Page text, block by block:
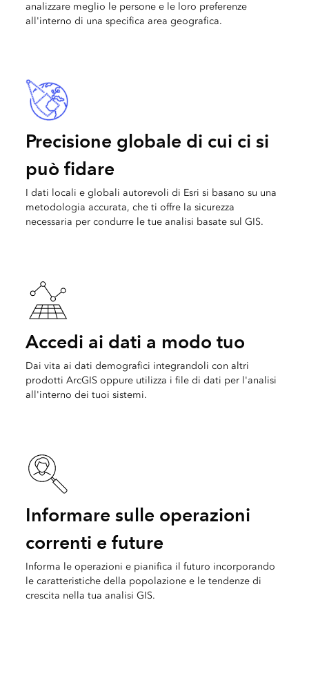
analizzare meglio le persone e le loro preferenze
all'interno di una specifica area geografica.
Precisione globale di cui ci si
può fidare
I dati locali e globali autorevoli di Esri si basano su una
metodologia accurata, che ti offre la sicurezza
necessaria per condurre le tue analisi basate sul GIS.
Accedi ai dati a modo tuo
Dai vita ai dati demografici integrandoli con altri
prodotti ArcGIS oppure utilizza i file di dati per l'analisi
all'interno dei tuoi sistemi.
Informare sulle operazioni
correnti e future
Informa le operazioni e pianifica il futuro incorporando
le caratteristiche della popolazione e le tendenze di
crescita nella tua analisi GIS.